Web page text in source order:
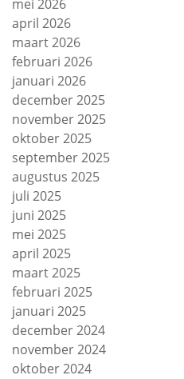
mei 2026
april 2026
maart 2026
februari 2026
januari 2026
december 2025
november 2025
oktober 2025
september 2025
augustus 2025
juli 2025
juni 2025
mei 2025
april 2025
maart 2025
februari 2025
januari 2025
december 2024
november 2024
oktober 2024